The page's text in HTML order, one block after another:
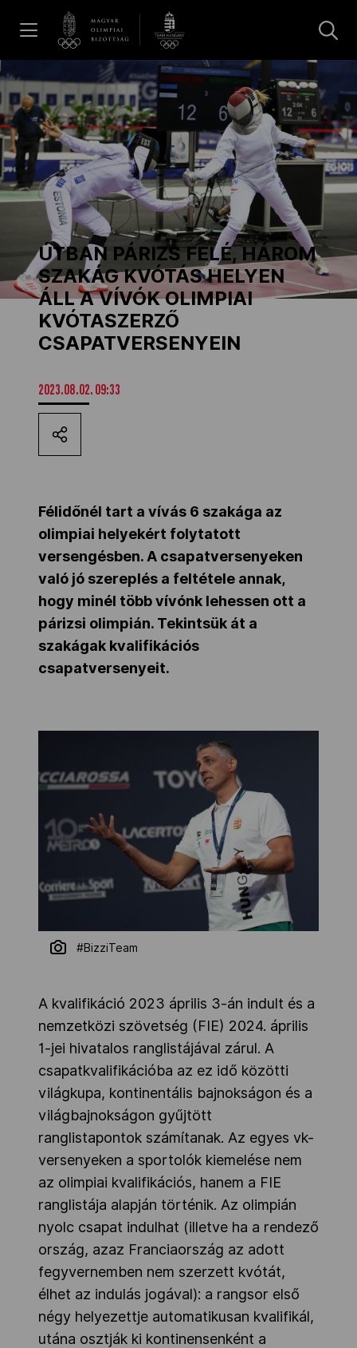
Hírek
Galéria
Dakar 2026
Los Angeles 2028
MOB
Kettőskarrier-program
NOB
Társszervezetek
OVEP
Adatbank
ÚTBAN PÁRIZS FELÉ, HÁROM
SZAKÁG KVÓTÁS HELYEN
ÁLL A VÍVÓK OLIMPIAI
KVÓTASZERZŐ
CSAPATVERSENYEIN
2023.08.02. 09:33
Félidőnél tart a vívás 6 szakága az
olimpiai helyekért folytatott
versengésben. A csapatversenyeken
való jó szereplés a feltétele annak,
hogy minél több vívónk lehessen ott a
párizsi olimpián. Tekintsük át a
szakágak kvalifikációs
csapatversenyeit.
#BizziTeam
A kvalifikáció 2023 április 3-án indult és a
nemzetközi szövetség (FIE) 2024. április
1-jei hivatalos ranglistájával zárul. A
csapatkvalifikációba az ez idő közötti
világkupa, kontinentális bajnokságon és a
világbajnokságon gyűjtött
ranglistapontok számítanak. Az egyes vk-
versenyeken a sportolók kiemelése nem
az olimpiai kvalifikációs, hanem a FIE
ranglistája alapján történik. Az olimpián
nyolc csapat indulhat (illetve ha a rendező
ország, azaz Franciaország az adott
fegyvernemben nem szerzett kvótát,
élhet az indulás jogával): a rangsor első
négy helyezettje automatikusan kvalifikál,
utána osztják ki kontinensenként a